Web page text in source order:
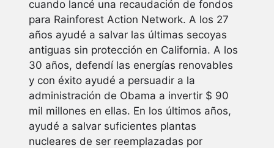
cuando lancé una recaudación de fondos
para Rainforest Action Network. A los 27
años ayudé a salvar las últimas secoyas
antiguas sin protección en California. A los
30 años, defendí las energías renovables
y con éxito ayudé a persuadir a la
administración de Obama a invertir $ 90
mil millones en ellas. En los últimos años,
ayudé a salvar suficientes plantas
nucleares de ser reemplazadas por